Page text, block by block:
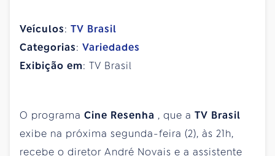
Veículos: TV Brasil
Categorias: Variedades
Exibição em: TV Brasil
O programa Cine Resenha , que a TV Brasil
exibe na próxima segunda-feira (2), às 21h,
recebe o diretor André Novais e a assistente